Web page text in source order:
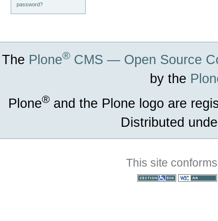
password?
The Plone® CMS — Open Source
by the
Plone® and the Plone logo are
Distributed
This site